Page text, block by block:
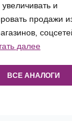
и
продажи
далее
ВСЕ АНАЛОГИ